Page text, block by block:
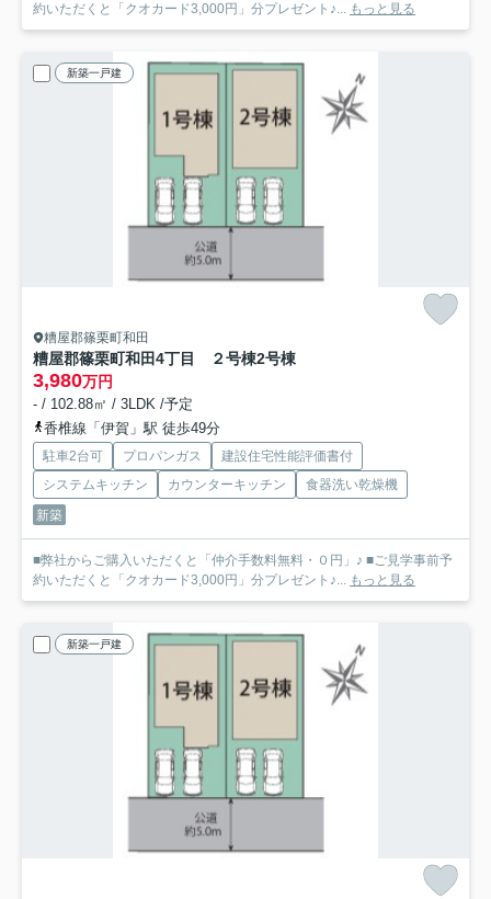
約いただくと「クオカード3,000円」分プレゼント♪... もっと見る
新築一戸建
糟屋郡篠栗町和田
糟屋郡篠栗町和田4丁目 ２号棟2号棟
3,980万円
- / 102.88㎡ / 3LDK /予定
香椎線「伊賀」駅 徒歩49分
駐車2台可 プロパンガス
建設住宅性能評価書付
システムキッチン
カウンターキッチン
食器洗い乾燥機
新築
■弊社からご購入いただくと「仲介手数料無料・０円」♪ ■ご見学事前予
約いただくと「クオカード3,000円」分プレゼント♪... もっと見る
新築一戸建